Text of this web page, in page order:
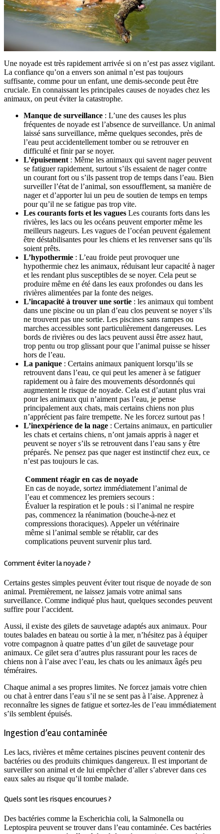
Une noyade est très rapidement arrivée si on n’est pas assez vigilant.
La confiance qu’on a envers son animal n’est pas toujours
suffisante, comme pour un enfant, une demis-seconde peut être
cruciale. En connaissant les principales causes de noyades chez les
animaux, on peut éviter la catastrophe.
Manque de surveillance : L’une des causes les plus
fréquentes de noyade est l’absence de surveillance. Un animal
laissé sans surveillance, même quelques secondes, près de
l’eau peut accidentellement tomber ou se retrouver en
difficulté et finir par se noyer.
L’épuisement : Même les animaux qui savent nager peuvent
se fatiguer rapidement, surtout s’ils essaient de nager contre
un courant fort ou s’ils passent trop de temps dans l’eau. Bien
surveiller l’état de l’animal, son essoufflement, sa manière de
nager et d’apporter lui un peu de soutien de temps en temps
pour qu’il ne se fatigue pas trop vite.
Les courants forts et les vagues Les courants forts dans les
rivières, les lacs ou les océans peuvent emporter même les
meilleurs nageurs. Les vagues de l’océan peuvent également
être déstabilisantes pour les chiens et les renverser sans qu’ils
soient prêts.
L’hypothermie : L’eau froide peut provoquer une
hypothermie chez les animaux, réduisant leur capacité à nager
et les rendant plus susceptibles de se noyer. Cela peut se
produire même en été dans les eaux profondes ou dans les
rivières alimentées par la fonte des neiges.
L’incapacité à trouver une sortie : les animaux qui tombent
dans une piscine ou un plan d’eau clos peuvent se noyer s’ils
ne trouvent pas une sortie. Les piscines sans rampes ou
marches accessibles sont particulièrement dangereuses. Les
bords de rivières ou des lacs peuvent aussi être assez haut,
trop pentu ou trop glissant pour que l’animal puisse se hisser
hors de l’eau.
La panique : Certains animaux paniquent lorsqu’ils se
retrouvent dans l’eau, ce qui peut les amener à se fatiguer
rapidement ou à faire des mouvements désordonnés qui
augmentent le risque de noyade. Cela est d’autant plus vrai
pour les animaux qui n’aiment pas l’eau, je pense
principalement aux chats, mais certains chiens non plus
n’apprécient pas faire trempette. Ne les forcez surtout pas !
L’inexpérience de la nage : Certains animaux, en particulier
les chats et certains chiens, n’ont jamais appris à nager et
peuvent se noyer s’ils se retrouvent dans l’eau sans y être
préparés. Ne pensez pas que nager est instinctif chez eux, ce
n’est pas toujours le cas.
Comment réagir en cas de noyade
En cas de noyade, sortez immédiatement l’animal de
l’eau et commencez les premiers secours :
Évaluer la respiration et le pouls : si l’animal ne respire
pas, commencez la réanimation (bouche-à-nez et
compressions thoraciques). Appeler un vétérinaire
même si l’animal semble se rétablir, car des
complications peuvent survenir plus tard.
Comment éviter la noyade ?
Certains gestes simples peuvent éviter tout risque de noyade de son
animal. Premièrement, ne laissez jamais votre animal sans
surveillance. Comme indiqué plus haut, quelques secondes peuvent
suffire pour l’accident.
Aussi, il existe des gilets de sauvetage adaptés aux animaux. Pour
toutes balades en bateau ou sortie à la mer, n’hésitez pas à équiper
votre compagnon à quatre pattes d’un gilet de sauvetage pour
animaux. Ce gilet sera d’autres plus rassurant pour les races de
chiens non à l’aise avec l’eau, les chats ou les animaux âgés peu
téméraires.
Chaque animal a ses propres limites. Ne forcez jamais votre chien
ou chat à entrer dans l’eau s’il ne se sent pas à l’aise. Apprenez à
reconnaître les signes de fatigue et sortez-les de l’eau immédiatement
s’ils semblent épuisés.
Ingestion d’eau contaminée
Les lacs, rivières et même certaines piscines peuvent contenir des
bactéries ou des produits chimiques dangereux. Il est important de
surveiller son animal et de lui empêcher d’aller s’abrever dans ces
eaux sales au risque qu’il tombe malade.
Quels sont les risques encourues ?
Des bactéries comme la Escherichia coli, la Salmonella ou
Leptospira peuvent se trouver dans l’eau contaminée. Ces bactéries